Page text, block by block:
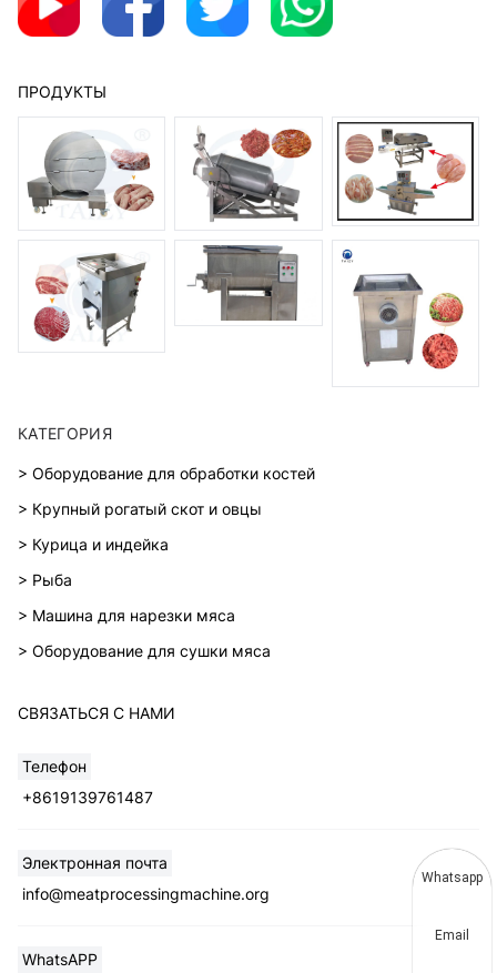
ПРОДУКТЫ
КАТЕГОРИЯ
> Оборудование для обработки костей
> Крупный рогатый скот и овцы
> Курица и индейка
> Рыба
> Машина для нарезки мяса
> Оборудование для сушки мяса
СВЯЗАТЬСЯ С НАМИ
Телефон
+8619139761487
Электронная почта
info@meatprocessingmachine.org
WhatsAPP
Whatsapp
Email